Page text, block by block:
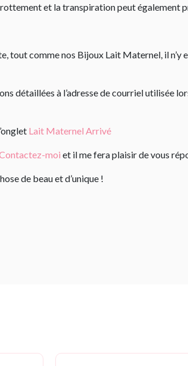
et la transpiration peut également
comme nos Bijoux Lait Maternel, il n’y
détaillées à l’adresse de courriel utilisée
Lait Maternel Arrivé
moi et il me fera plaisir de vous
de beau et d’unique !